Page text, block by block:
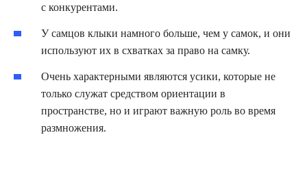
с конкурентами.
У самцов клыки намного больше, чем у самок, и они
используют их в схватках за право на самку.
Очень характерными являются усики, которые не
только служат средством ориентации в
пространстве, но и играют важную роль во время
размножения.